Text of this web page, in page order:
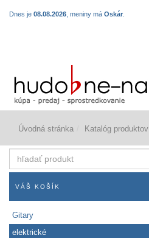
Dnes je 08.08.2026 , meniny má Oskár
Úvodná stránka Katalóg produktov
produkt
VÁŠ KOŠÍK
Gitary
elektrické